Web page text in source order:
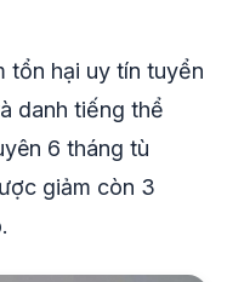
tổn hại uy tín tuyển
danh tiếng thể
6 tháng tù
giảm còn 3